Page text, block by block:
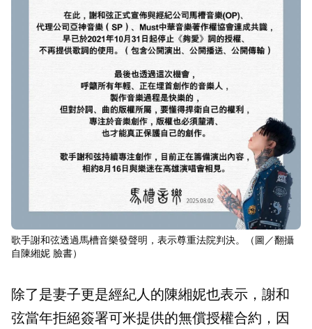
歌手謝和弦透過馬槽音樂發聲明，表示尊重法院判決。（圖／翻攝
自陳緗妮 臉書）
除了是妻子更是經紀人的陳緗妮也表示，謝和
弦當年拒絕簽署可米提供的無償授權合約，因